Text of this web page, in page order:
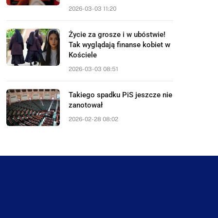
2026-03-03 11:20
Życie za grosze i w ubóstwie!
Tak wyglądają finanse kobiet w
Kościele
2026-03-03 08:51
Takiego spadku PiS jeszcze nie
zanotował
2026-02-28 08:02